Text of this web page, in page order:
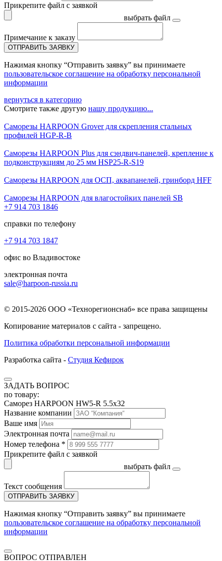
Прикрепите файл с заявкой
выбрать файл
Примечание к заказу
ОТПРАВИТЬ ЗАЯВКУ
Нажимая кнопку “Отправить заявку” вы принимаете
пользовательское соглашение на обработку персональной
информации
вернуться в категорию
Смотрите также другую нашу продукцию...
Саморезы HARPOON Grover для скрепления стальных
профилей HGP-R-B
Саморезы HARPOON Plus для сэндвич-панелей, крепление к
подконструкциям до 25 мм HSP25-R-S19
Саморезы HARPOON для ОСП, аквапанелей, гринборд HFF
Саморезы HARPOON для влагостойких панелей SB
+7 914 703 1846
справки по телефону
+7 914 703 1847
офис во Владивостоке
электронная почта
sale@harpoon-russia.ru
© 2015-2026 ООО «Технорегионснаб» все права защищены
Копирование материалов с сайта - запрещено.
Политика обработки персональной информации
Разработка сайта - Студия Кефирок
ЗАДАТЬ ВОПРОС
по товару:
Саморез HARPOON HW5-R 5.5х32
Название компании
Ваше имя
Электронная почта
Номер телефона *
Прикрепите файл с заявкой
выбрать файл
Текст сообщения
ОТПРАВИТЬ ЗАЯВКУ
Нажимая кнопку “Отправить заявку” вы принимаете
пользовательское соглашение на обработку персональной
информации
ВОПРОС ОТПРАВЛЕН